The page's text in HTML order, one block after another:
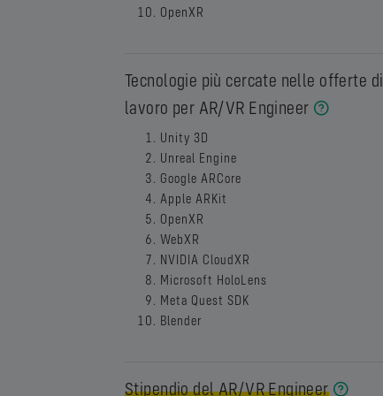
OpenXR
Tecnologie più cercate nelle offerte di
lavoro per AR/VR Engineer
Unity 3D
Unreal Engine
Google ARCore
Apple ARKit
OpenXR
WebXR
NVIDIA CloudXR
Microsoft HoloLens
Meta Quest SDK
Blender
Stipendio del AR/VR Engineer